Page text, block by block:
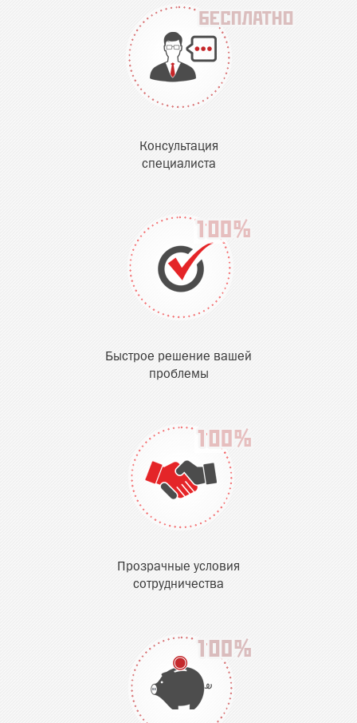
Консультация
специалиста
Быстрое решение вашей
проблемы
Прозрачные условия
сотрудничества